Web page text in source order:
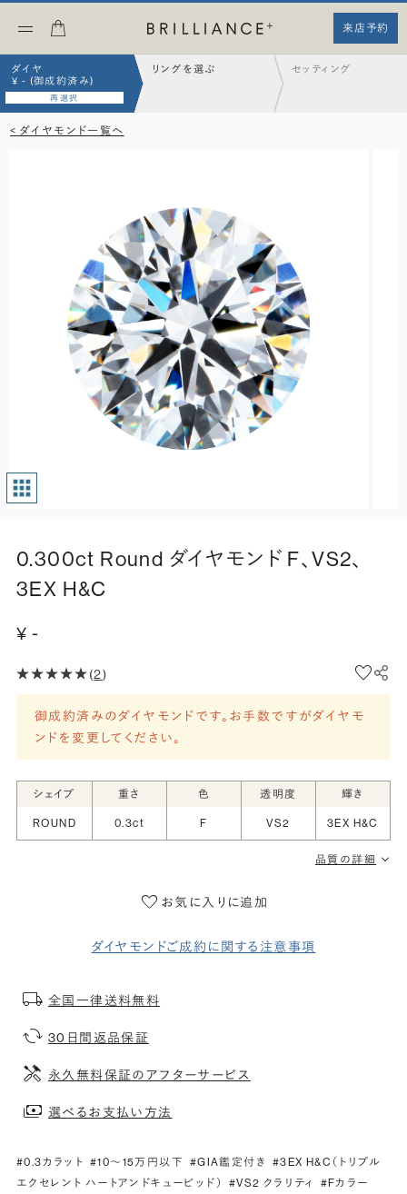
来店予約
ダイヤ
¥ - (御成約済み)
再選択
リングを選ぶ セッティング
< ダイヤモンド一覧へ
0.300ct Round ダイヤモンド F、VS2、
3EX H&C
¥ -
(2)
御成約済みのダイヤモンドです。お手数ですがダイヤモ
ンドを変更してください。
シェイプ 重さ 色 透明度 輝き
ROUND 0.3ct F VS2 3EX H&C
品質の詳細
お気に入りに追加
ダイヤモンドご成約に関する注意事項
全国一律送料無料
30日間返品保証
永久無料保証のアフターサービス
選べるお支払い方法
#0.3カラット #10〜15万円以下 #GIA鑑定付き #3EX H&C（トリプル
エクセレント ハートアンドキューピッド）
#VS2 クラリティ #Fカラー